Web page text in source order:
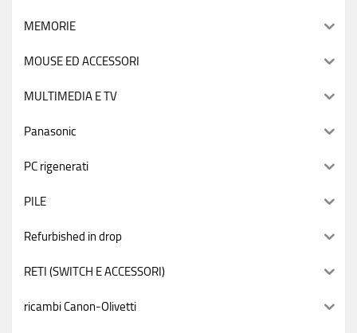
MEMORIE
MOUSE ED ACCESSORI
MULTIMEDIA E TV
Panasonic
PC rigenerati
PILE
Refurbished in drop
RETI (SWITCH E ACCESSORI)
ricambi Canon-Olivetti